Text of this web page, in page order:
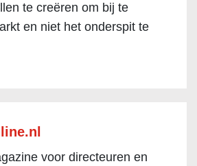
te creëren om bij te
en niet het onderspit te
voor directeuren en